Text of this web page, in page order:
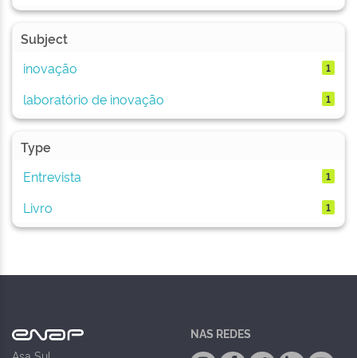
Subject
inovação
1
laboratório de inovação 1
Type
Entrevista
1
Livro 1
NAS REDES